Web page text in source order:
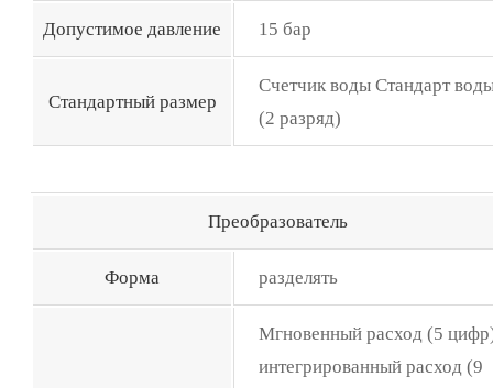
Допустимое давление 15 бар
Стандартный размер
Счетчик воды Стандарт
(2 разряд)
Преобразователь
Форма разделять
Мгновенный расход (5
интегрированный расход (9